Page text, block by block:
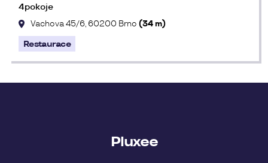
4pokoje
Vachova 45/6, 60200 Brno (34 m)
Restaurace
Pluxee